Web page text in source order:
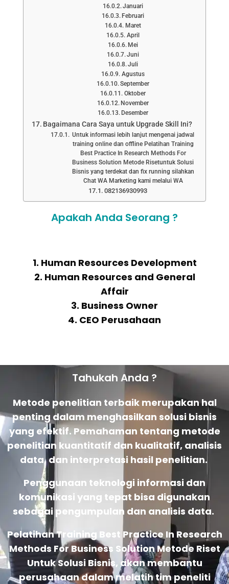
Januari
Februari
Maret
April
Mei
Juni
Juli
Agustus
September
Oktober
November
Desember
Bagaimana Cara Saya untuk Upgrade Skill Ini?
Untuk informasi lebih lanjut mengenai jadwal
training online dan offline Pelatihan Training
Best Practice In Research Methods For
Business Solution Metode Risetuntuk Solusi
Bisnis yang terdekat dan fix running silahkan
Chat WA Marketing kami melalui WA
082136930993
Apakah Anda Seorang ?
1. Human Resources Development
2. Human Resources and General
Affair
3. Business Owner
4. CEO Perusahaan
Tahukah Anda ?
Metode penelitian terbaik merupakan hal
penting dalam menghasilkan solusi bisnis
yang efektif. Pemahaman tentang metode
penelitian kuantitatif dan kualitatif, analisis
data, dan interpretasi hasil penelitian.
Penggunaan teknologi informasi dan
komunikasi yang tepat bisa digunakan
sebagai pengumpulan dan analisis data.
Pelatihan Training Best Practice In Research
Methods For Business Solution Metode Riset
Untuk Solusi Bisnis, akan membantu
perusahaan dalam melatih tim peneliti